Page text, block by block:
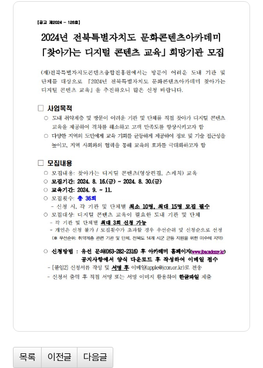
목록 이전글 다음글